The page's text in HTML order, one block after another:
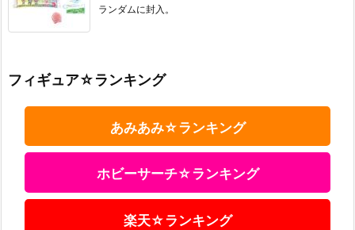
ランダムに封入。
フィギュア☆ランキング
あみあみ☆ランキング
ホビーサーチ☆ランキング
楽天☆ランキング